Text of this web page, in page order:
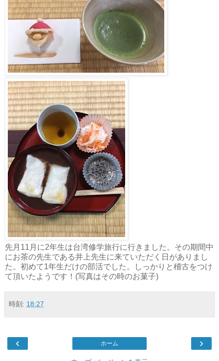
先月11月に2年生は台湾修学旅行に行きました。その期間中
にお茶の先生である井上先生に来ていただく日がありまし
た。初めて1年生だけの部活でした。しっかりと稽古をつけ
て頂いたようです！(写真はその時のお菓子)
時刻: 18:27
‹ ›
ホーム